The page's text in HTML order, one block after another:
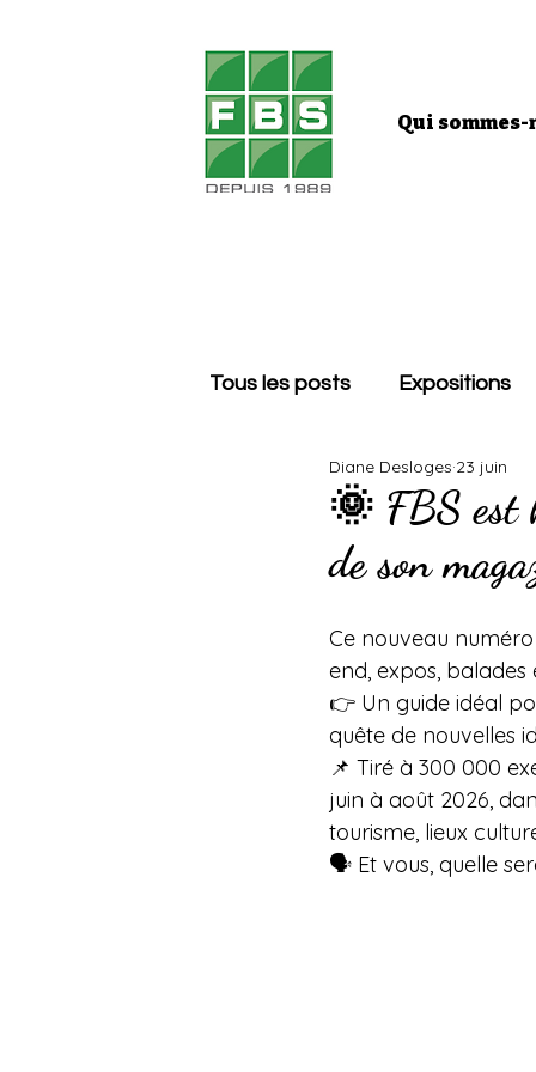
Qui sommes-
Tous les posts Expositions
🌞 FBS est
de son
Diane Desloges 23 juin
Ce nouveau
end, expos,
👉 Un guide idéal
quête de nouvelles
📌 Tiré à 300 000
juin à août 2026,
tourisme, lieux
🗣 Et vous, quelle